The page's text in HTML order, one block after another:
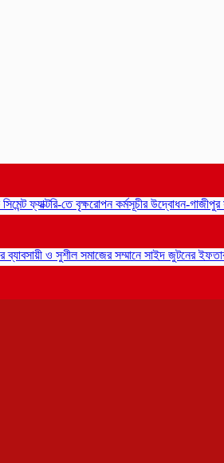
ফ্যাক্টরি-তে বৃক্ষরোপন কর্মসূচীর উদ্বোধন-গাজীপুর সংবাদ
ও সুশীল সমাজের সম্মানে সাইদ জুটনের ইফতার